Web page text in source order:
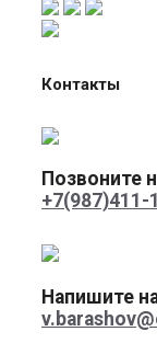
Контакты
Позвоните
+7(987)411-
Напишите